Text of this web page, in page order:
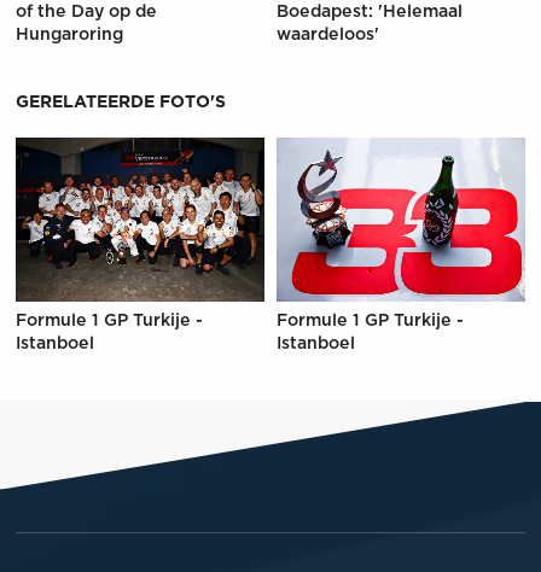
of the Day op de
Hungaroring
Boedapest: 'Helemaal
waardeloos'
GERELATEERDE FOTO'S
Formule 1 GP Turkije -
Istanboel
Formule 1 GP Turkije -
Istanboel